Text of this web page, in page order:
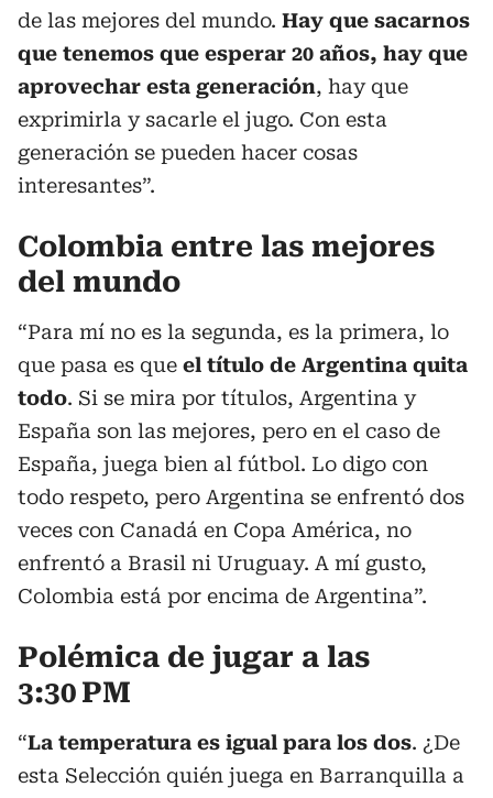
de las mejores del mundo. Hay que sacarnos
que tenemos que esperar 20 años, hay que
aprovechar esta generación, hay que
exprimirla y sacarle el jugo. Con esta
generación se pueden hacer cosas
interesantes”.
Colombia entre las mejores
del mundo
“Para mí no es la segunda, es la primera, lo
que pasa es que el título de Argentina quita
todo. Si se mira por títulos, Argentina y
España son las mejores, pero en el caso de
España, juega bien al fútbol. Lo digo con
todo respeto, pero Argentina se enfrentó dos
veces con Canadá en Copa América, no
enfrentó a Brasil ni Uruguay. A mí gusto,
Colombia está por encima de Argentina”.
Polémica de jugar a las
3:30 PM
“La temperatura es igual para los dos. ¿De
esta Selección quién juega en Barranquilla a